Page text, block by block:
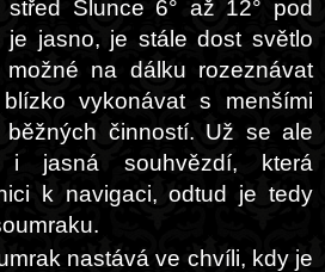
Slunce 6° až 12° pod
je jasno, je stále dost světlo
na dálku rozeznávat
vykonávat s menšími
běžných činností. Už se ale
i jasná souhvězdí, která
k navigaci, odtud je tedy
nastává ve chvíli, kdy je